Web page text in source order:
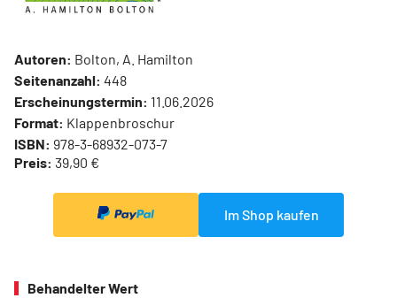
Autoren: Bolton, A. Hamilton
Seitenanzahl: 448
Erscheinungstermin: 11.06.2026
Format: Klappenbroschur
ISBN: 978-3-68932-073-7
Preis: 39,90 €
Im Shop kaufen
Behandelter Wert